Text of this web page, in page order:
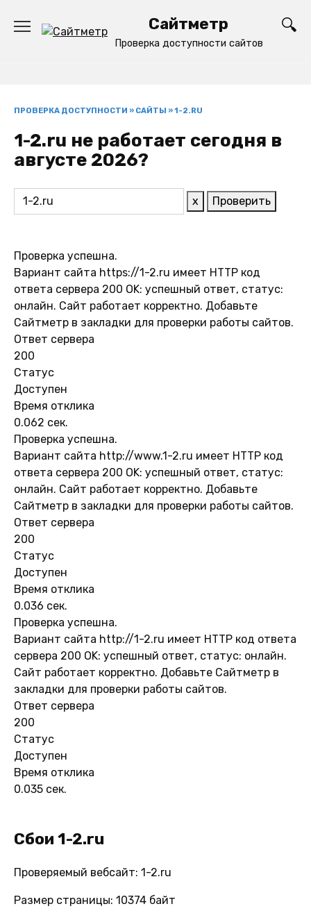
содержанию
Сайтметр
Проверка доступности сайтов
ПРОВЕРКА ДОСТУПНОСТИ » САЙТЫ »1-2.RU
1-2.ru не работает сегодня в
августе 2026?
x Проверить
Проверка успешна.
Вариант сайта https://1-2.ru имеет HTTP код
ответа сервера 200 OK: успешный ответ, статус:
онлайн. Сайт работает корректно. Добавьте
Сайтметр в закладки для проверки работы сайтов.
Ответ сервера
200
Статус
Доступен
Время отклика
0.062 сек.
Проверка успешна.
Вариант сайта http://www.1-2.ru имеет HTTP код
ответа сервера 200 OK: успешный ответ, статус:
онлайн. Сайт работает корректно. Добавьте
Сайтметр в закладки для проверки работы сайтов.
Ответ сервера
200
Статус
Доступен
Время отклика
0.036 сек.
Проверка успешна.
Вариант сайта http://1-2.ru имеет HTTP код ответа
сервера 200 OK: успешный ответ, статус: онлайн.
Сайт работает корректно. Добавьте Сайтметр в
закладки для проверки работы сайтов.
Ответ сервера
200
Статус
Доступен
Время отклика
0.035 сек.
Сбои 1-2.ru
Проверяемый вебсайт: 1-2.ru
Размер страницы: 10374 байт